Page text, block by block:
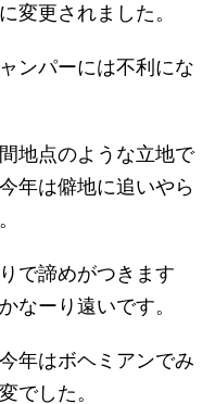
変更されました。
ンパーには不利にな
地点のような立地で
年は僻地に追いやら
で諦めがつきます
なーり遠いです。
年はボヘミアンでみ
でした。